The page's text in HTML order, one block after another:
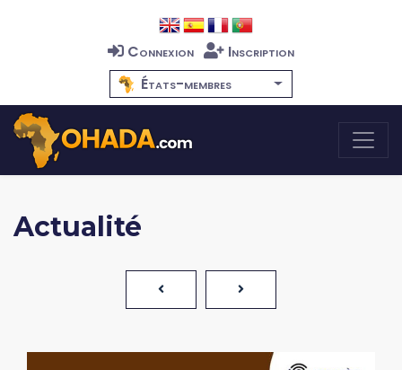
Connexion
Inscription
États-membres
Actualité